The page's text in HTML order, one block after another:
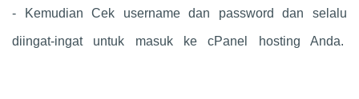
- Kemudian Cek username dan password dan selalu
diingat-ingat untuk masuk ke cPanel hosting Anda.